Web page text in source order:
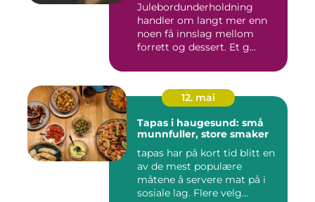
Julebordunderholdning
handler om langt mer enn
noen få innslag mellom
forrett og dessert. Et g...
12. mai
Tapas i haugesund: små
munnfuller, store smaker
tapas har på kort tid blitt en
av de mest populære
måtene å servere mat på i
sosiale lag. Flere velg...